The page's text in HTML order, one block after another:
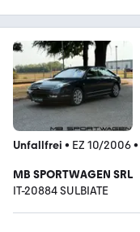
Unfallfrei • EZ 10/2006•
MB SPORTWAGEN SRL
IT-20884 SULBIATE